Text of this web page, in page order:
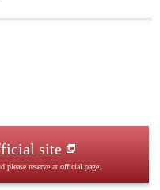
site
reserve at official page.